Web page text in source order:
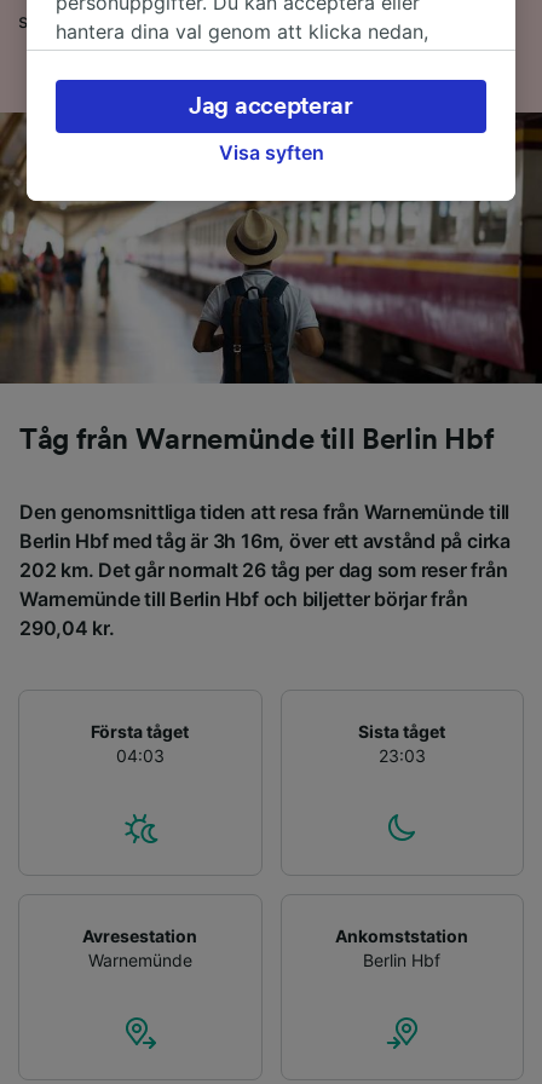
sökning hos oss i dag!
Tåg från Warnemünde till Berlin Hbf
Den genomsnittliga tiden att resa från Warnemünde till
Berlin Hbf med tåg är 3h 16m, över ett avstånd på cirka
202 km. Det går normalt 26 tåg per dag som reser från
Warnemünde till Berlin Hbf och biljetter börjar från
290,04 kr.
Första tåget
04:03
Sista tåget
23:03
Avresestation
Warnemünde
Ankomststation
Berlin Hbf
hantera dina val genom att klicka nedan,
intresse används, eller när som helst på sidan
för dataskyddspolicy. Dessa val kommer att
signaleras till våra partners och påverkar inte
att användas för spårningsändamål om du har
bett oss att inte spåra dig.
Vi och våra partners behandlar data för att
tillhandahålla:
Använda exakta uppgifter om geografisk
positionering. Aktivt läsa av enhetens
egenskaper för identifieringsändamål. Lagra
enhet. Personanpassad reklam och innehåll,
reklam- och innehållsmätning, forskning
Lista över partner (leverantörer)
Visa syften
Jag accepterar